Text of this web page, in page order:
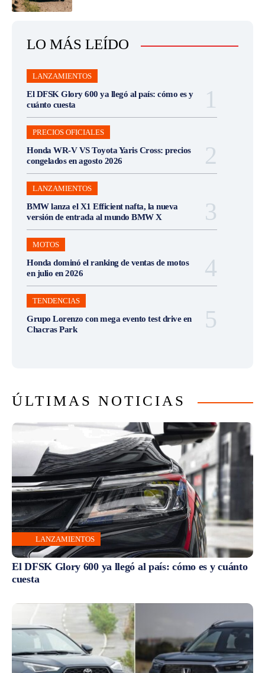
LO MÁS LEÍDO
LANZAMIENTOS
El DFSK Glory 600 ya llegó al país: cómo es y
cuánto cuesta
PRECIOS OFICIALES
Honda WR-V VS Toyota Yaris Cross: precios
congelados en agosto 2026
LANZAMIENTOS
BMW lanza el X1 Efficient nafta, la nueva
versión de entrada al mundo BMW X
MOTOS
Honda dominó el ranking de ventas de motos
en julio en 2026
TENDENCIAS
Grupo Lorenzo con mega evento test drive en
Chacras Park
ÚLTIMAS NOTICIAS
LANZAMIENTOS
El DFSK Glory 600 ya llegó al país: cómo es y cuánto
cuesta